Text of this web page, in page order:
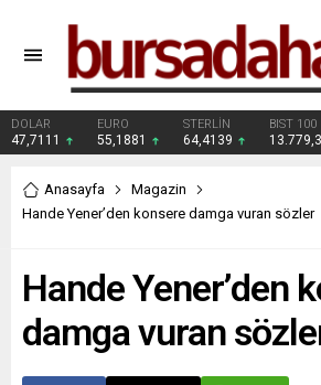
DOLAR
47,7111
EURO
55,1881
STERLİN
64,4139
BIST 100
Anasayfa
Magazin
Hande Yener’den konsere damga vuran sözler
Hande Yener’den
damga vuran